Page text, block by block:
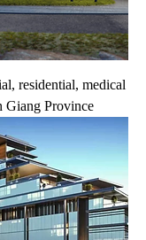
residential, medical
Giang Province